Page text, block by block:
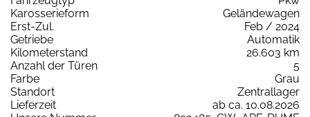
Karosserieform
Geländewagen
Erst-Zul.
Feb / 2024
Getriebe
Automatik
Kilometerstand
26.603 km
Anzahl der Türen
5
Farbe
Grau
Standort
Zentrallager
Lieferzeit
ab ca. 10.08.2026